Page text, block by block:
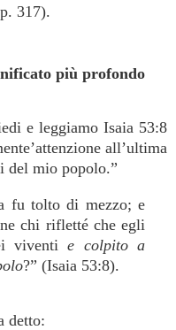
317).
più profondo
e leggiamo Isaia 53:8
all’ultima
del mio popolo.”
fu tolto di mezzo; e
chi rifletté che egli
viventie colpito a
?” (Isaia 53:8).
detto: